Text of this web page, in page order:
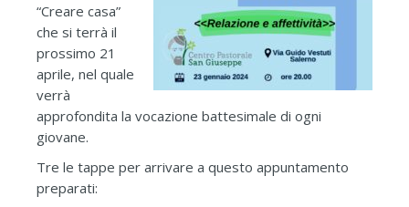
“Creare casa”
che si terrà il
prossimo 21
aprile, nel quale
verrà
approfondita la vocazione battesimale di ogni
giovane.
Tre le tappe per arrivare a questo appuntamento
preparati: